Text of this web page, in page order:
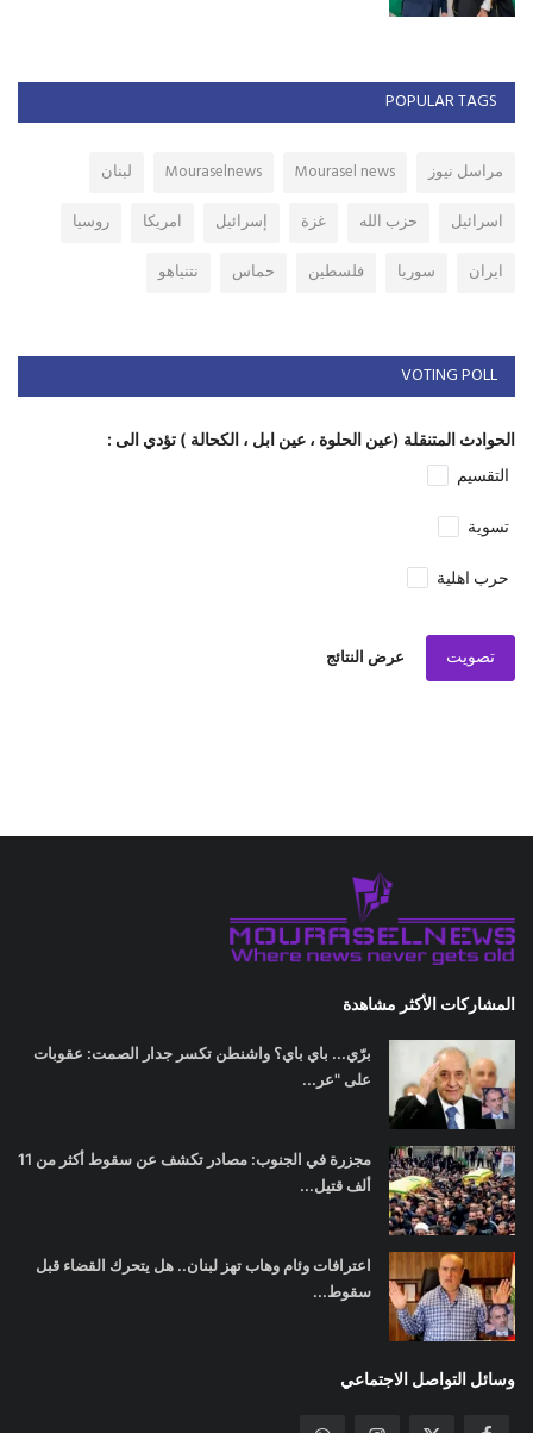
POPULAR TAGS
مراسل نيوز Mourasel news
Mouraselnews
لبنان
اسرائيل
حزب الله غزة إسرائيل امريكا
روسيا
ايران
سوريا فلسطين حماس نتنياهو
VOTING POLL
الحوادث المتنقلة (عين الحلوة ، عين ابل ، الكحالة ) تؤدي الى :
التقسيم
تسوية
حرب اهلية
تصويت عرض النتائج
المشاركات الأكثر مشاهدة
برّي... باي باي؟ واشنطن تكسر جدار الصمت: عقوبات
على "عر...
مجزرة في الجنوب: مصادر تكشف عن سقوط أكثر من 11
ألف قتيل...
اعترافات وئام وهاب تهز لبنان.. هل يتحرك القضاء قبل
سقوط...
وسائل التواصل الاجتماعي